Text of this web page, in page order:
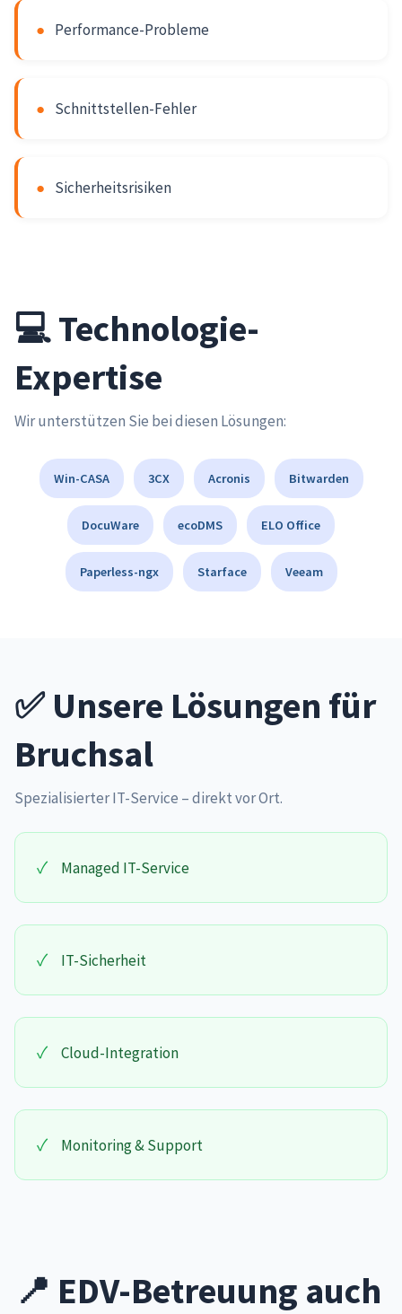
● Performance-Probleme
● Schnittstellen-Fehler
● Sicherheitsrisiken
💻 Technologie-
Expertise
Wir unterstützen Sie bei diesen Lösungen:
Win-CASA 3CX Acronis Bitwarden
DocuWare ecoDMS ELO Office
Paperless-ngx Starface Veeam
✅ Unsere Lösungen für
Bruchsal
Spezialisierter IT-Service – direkt vor Ort.
✓ Managed IT-Service
✓ IT-Sicherheit
✓ Cloud-Integration
✓ Monitoring & Support
📍 EDV-Betreuung auch